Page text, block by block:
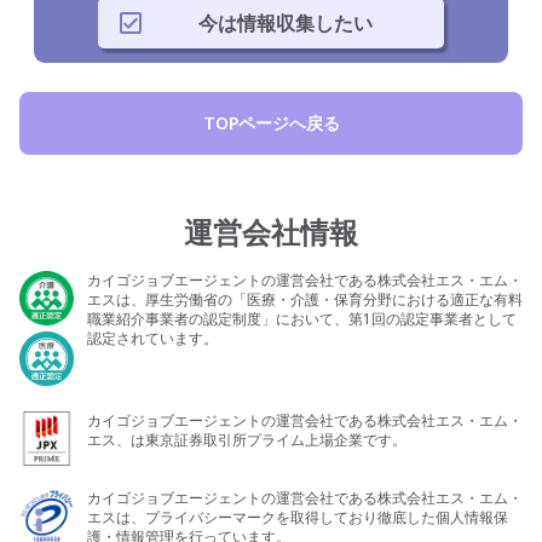
今は情報収集したい
TOPページへ戻る
運営会社情報
カイゴジョブエージェントの運営会社である株式会社エス・エム・
エスは、厚生労働省の「医療・介護・保育分野における適正な有料
職業紹介事業者の認定制度」において、第1回の認定事業者として
認定されています。
カイゴジョブエージェントの運営会社である株式会社エス・エム・
エス、は東京証券取引所プライム上場企業です。
カイゴジョブエージェントの運営会社である株式会社エス・エム・
エスは、プライバシーマークを取得しており徹底した個人情報保
護・情報管理を行っています。